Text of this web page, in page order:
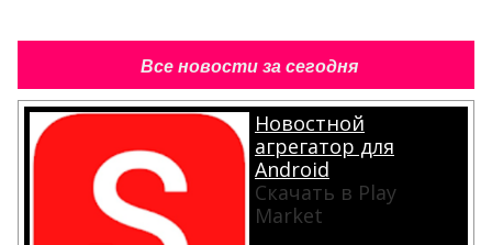
Все новости за сегодня
Новостной
агрегатор для
Android
Скачать в Play
Market